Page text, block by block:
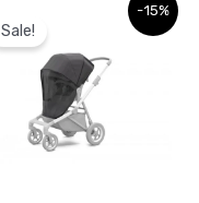
-15%
Sale!hind
on:
40,00 €.